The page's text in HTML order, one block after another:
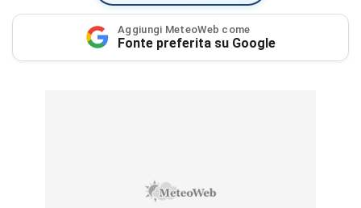
Aggiungi MeteoWeb come
Fonte preferita su Google